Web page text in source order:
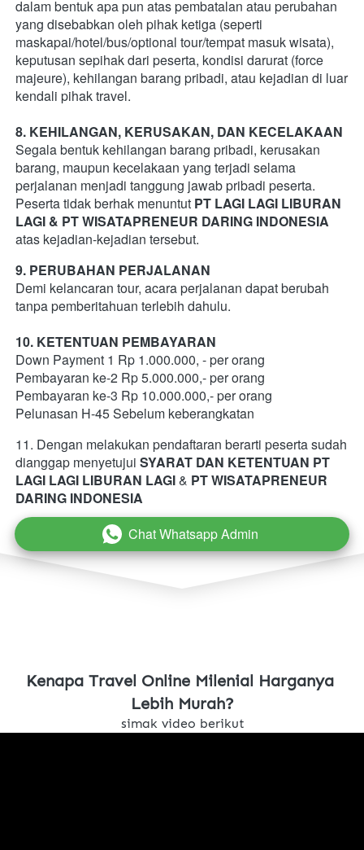
dalam bentuk apa pun atas pembatalan atau perubahan
yang disebabkan oleh pihak ketiga (seperti
maskapai/hotel/bus/optional tour/tempat masuk wisata),
keputusan sepihak dari peserta, kondisi darurat (force
majeure), kehilangan barang pribadi, atau kejadian di luar
kendali pihak travel.
8. KEHILANGAN, KERUSAKAN, DAN KECELAKAAN
Segala bentuk kehilangan barang pribadi, kerusakan
barang, maupun kecelakaan yang terjadi selama
perjalanan menjadi tanggung jawab pribadi peserta.
Peserta tidak berhak menuntut PT LAGI LAGI LIBURAN
LAGI & PT WISATAPRENEUR DARING INDONESIA
atas kejadian-kejadian tersebut.
9. PERUBAHAN PERJALANAN
Demi kelancaran tour, acara perjalanan dapat berubah
tanpa pemberitahuan terlebih dahulu.
10. KETENTUAN PEMBAYARAN
Down Payment 1 Rp 1.000.000, - per orang
Pembayaran ke-2 Rp 5.000.000,- per orang
Pembayaran ke-3 Rp 10.000.000,- per orang
Pelunasan H-45 Sebelum keberangkatan
11. Dengan melakukan pendaftaran berarti peserta sudah
dianggap menyetujui SYARAT DAN KETENTUAN PT
LAGI LAGI LIBURAN LAGI & PT WISATAPRENEUR
DARING INDONESIA
` Chat Whatsapp Admin
Kenapa Travel Online Milenial Harganya
Lebih Murah?
simak video berikut